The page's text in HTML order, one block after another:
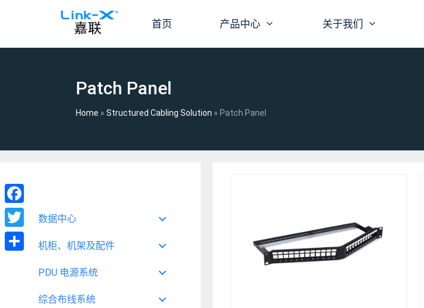
首页 产品中心 关于我们
Patch Panel
Home » Structured Cabling Solution » Patch Panel
数据中心
机柜、机架及配件
PDU 电源系统
综合布线系统
Facebook
Twitter